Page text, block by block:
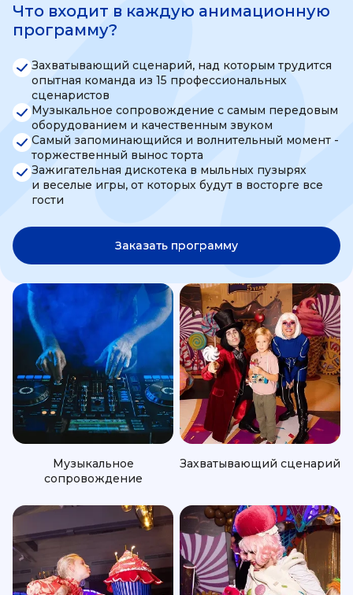
Что входит в каждую анимационную
программу?
Захватывающий сценарий, над которым трудится
опытная команда из 15 профессиональных
сценаристов
Музыкальное сопровождение с самым передовым
оборудованием и качественным звуком
Самый запоминающийся и волнительный момент -
торжественный вынос торта
Зажигательная дискотека в мыльных пузырях
и веселые игры, от которых будут в восторге все
гости
Заказать программу
Музыкальное
сопровождение
Захватывающий сценарий